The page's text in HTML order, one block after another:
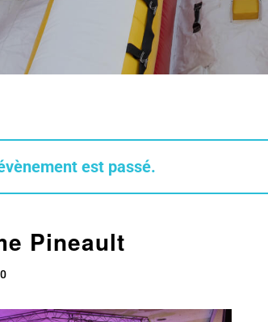
est passé.
Pineault